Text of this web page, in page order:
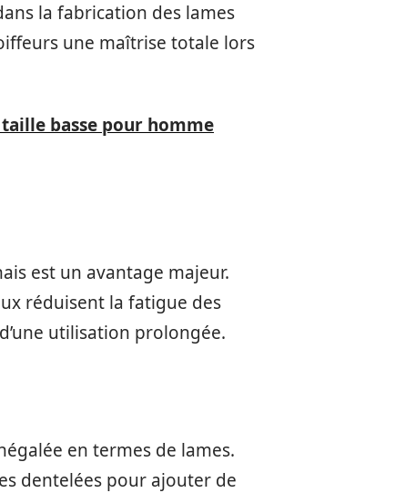
la fabrication des lames
une maîtrise totale lors
basse pour homme
est un avantage majeur.
réduisent la fatigue des
utilisation prolongée.
en termes de lames.
dentelées pour ajouter de